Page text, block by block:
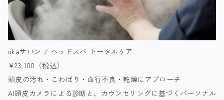
ukaサロン / ヘッドスパ トータルケア
¥23,100（税込）
頭皮の汚れ・こわばり・血行不良・乾燥にアプローチ
AI頭皮カメラによる診断と、カウンセリングに基づくパーソナル